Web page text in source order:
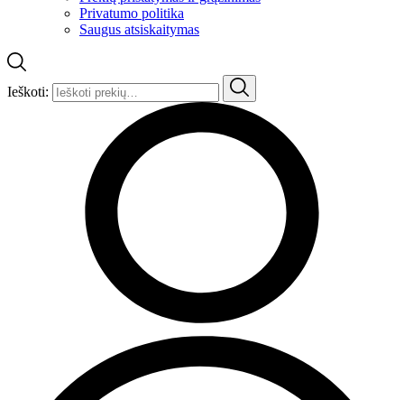
Privatumo politika
Saugus atsiskaitymas
Ieškoti: